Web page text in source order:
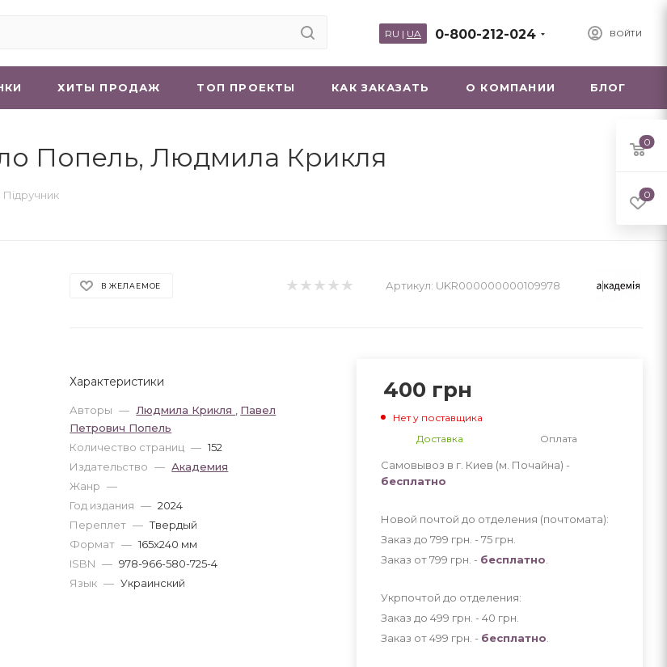
ВОЙТИ
0-800-212-024
RU | UA
ХИТЫ ПРОДАЖ ТОП ПРОЕКТЫ КАК ЗАКАЗАТЬ О КОМПАНИИ БЛОГ
Попель, Людмила Крикля
Підручник
В ЖЕЛАЕМОЕ Артикул: UKR000000000109978
Характеристики
Авторы — Людмила Крикля
Павел
Петрович Попель
Количество страниц — 152
Издательство — Академия
Жанр —
Год издания — 2024
Переплет — Твердый
Формат — 165x240 мм
ISBN — 978-966-580-725-4
Язык — Украинский
400 грн
Нет у поставщика
Доставка
Оплата
Самовывоз в г. Киев (м. Почайна) -
бесплатно
Новой почтой до отделения (почтомата):
Заказ до 799 грн. - 75 грн
Заказ от 799 грн. - бесплатно
Укрпочтой до отделения:
Заказ до 499 грн. - 40 грн
Заказ от 499 грн. - бесплатно
0
0